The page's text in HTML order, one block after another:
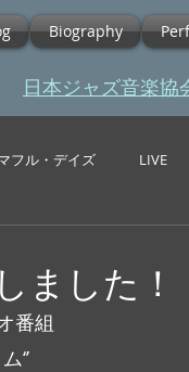
Biography
日本ジャズ音楽協
フル・デイズ LIVE
ました！
番組
‘’